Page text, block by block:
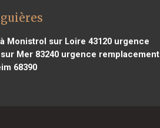
Monistrol sur Loire 43120 urgence
Mer 83240 urgence remplacement
68390